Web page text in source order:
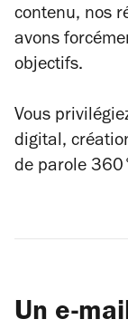
contenu, nos
avons
objectifs.
Vous
digital,
de parole
Un e-